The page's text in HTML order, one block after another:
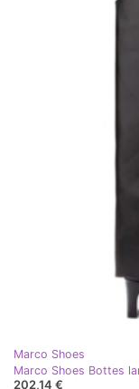
Marco Shoes
Marco Shoes Bottes
202,14 €